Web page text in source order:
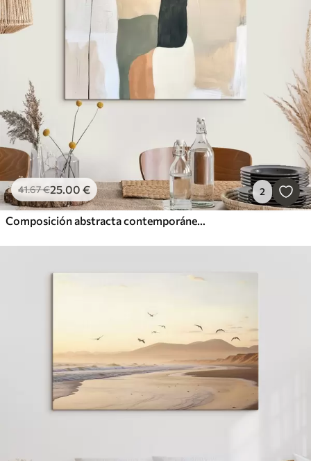
41.67€25.00 € 2
Composición abstracta contemporánea con bloques de color y una elegante línea gráfica